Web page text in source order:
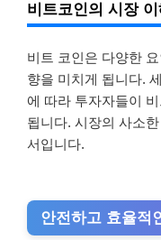
비트코인의 시장 이
비트 코인은 다양한
향을 미치게 됩니다.
에 따라 투자자들이
됩니다. 시장의 사소
서입니다.
안전하고 효율적